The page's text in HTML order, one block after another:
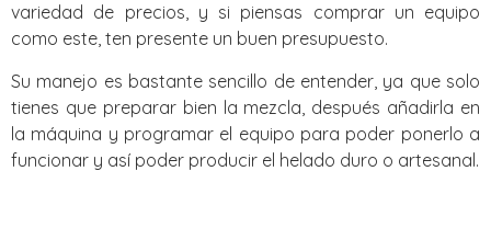
variedad de precios, y si piensas comprar un equipo
como este, ten presente un buen presupuesto.
Su manejo es bastante sencillo de entender, ya que solo
tienes que preparar bien la mezcla, después añadirla en
la máquina y programar el equipo para poder ponerlo a
funcionar y así poder producir el helado duro o artesanal.